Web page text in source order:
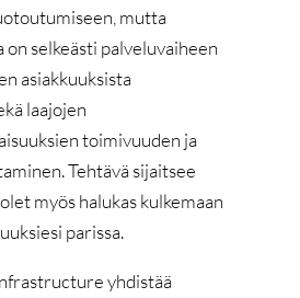
mutta
on selkeästi palveluvaiheen
asiakkuuksista
laajojen
toimivuuden ja
Tehtävä sijaitsee
myös halukas kulkemaan
parissa.
yhdistää